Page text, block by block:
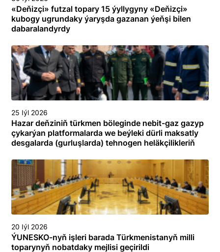
«Deňizçi» futzal topary 15 ýyllygyny «Deňizçi»
kubogy ugrundaky ýaryşda gazanan ýeňşi bilen
dabaralandyrdy
25 Iýl 2026
Hazar deňziniň türkmen böleginde nebit-gaz gazyp
çykarýan platformalarda we beýleki dürli maksatly
desgalarda (gurluşlarda) tehnogen heläkçilikleriň
toplumlaýyn türgenleşik okuwy
20 Iýl 2026
ÝUNESKO-nyň işleri barada Türkmenistanyň milli
toparynyň nobatdaky mejlisi geçirildi